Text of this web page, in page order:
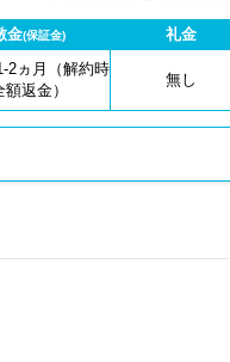
金(保証金) 礼金
2ヵ月（解約時
額返金）
無し